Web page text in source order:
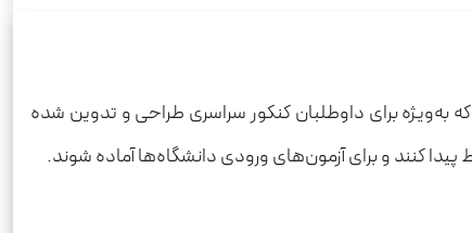
1090
به‌ویژه برای داوطلبان کنکور سراسری طراحی و تدوین شده
کنند و برای آزمون‌های ورودی دانشگاه‌ها آماده شوند.